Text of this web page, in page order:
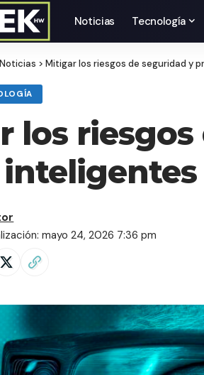
Noticias Tecnología
Noticias > Mitigar los riesgos de seguridad y
los
mayo 24, 2026 7:36 pm